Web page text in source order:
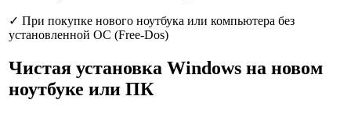
✓ При покупке нового ноутбука или компьютера без
установленной ОС (Free-Dos)
Чистая установка Windows на новом
ноутбуке или ПК